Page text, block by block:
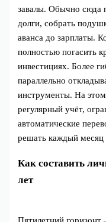
завалы. Обычно сюда
долги, собрать
аванса до зарплаты.
полностью погасить
инвестициях. Более
параллельно
инструменты. На
регулярный учёт,
автоматические
решать каждый месяц
Как составить
лет